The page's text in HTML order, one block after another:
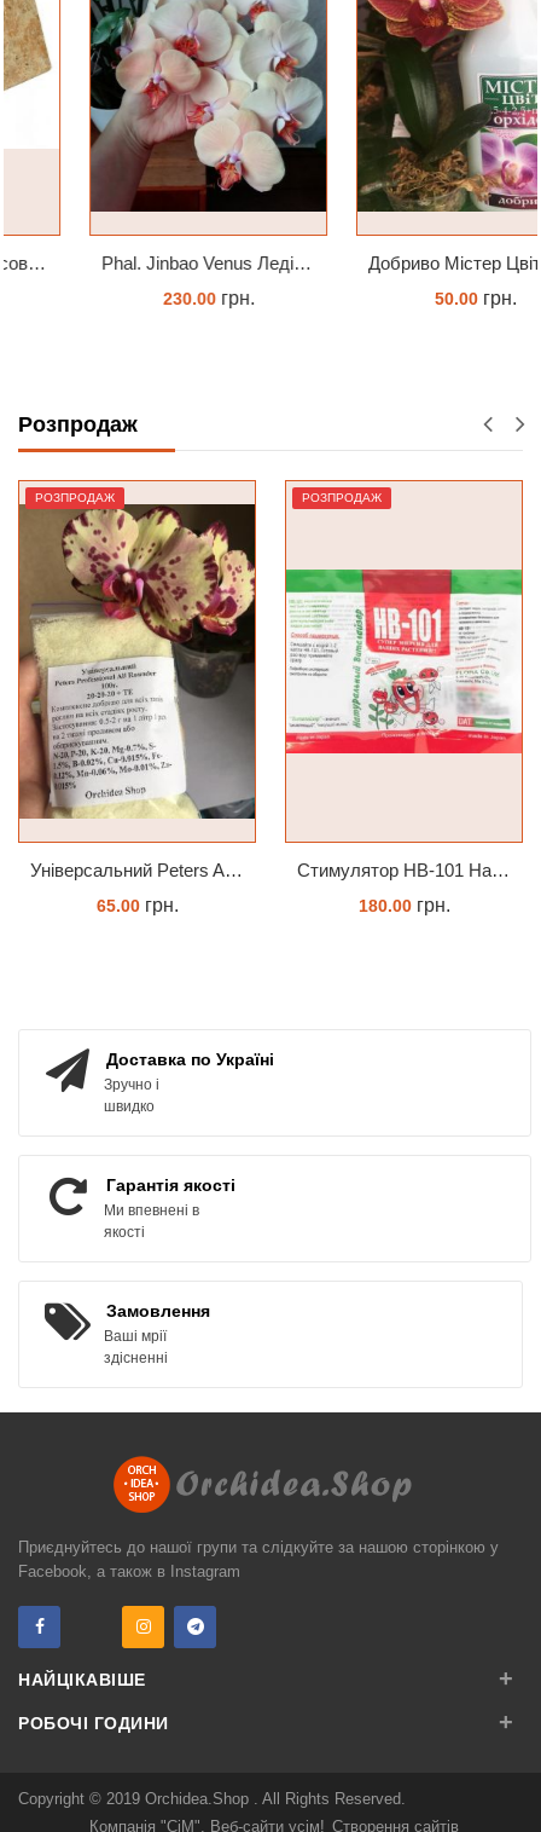
Phal. Jinbao Venus Леді Мармелад 1.7 (торфстакан)
грн.
Добриво Містер Цвіт Орхідея
грн.
Розпродаж
РОЗПРОДАЖ
Універсальний Peters Allrounder 20-20-20+ТЕ
65.00грн.
РОЗПРОДАЖ
Стимулятор HB-101 Натуральний віталайзер 6 мл
180.00грн.
Доставка по Україні
Зручно і
швидко
Гарантія якості
Ми впевнені в
якості
Замовлення
Ваші мрії
здісненні
Приєднуйтесь до нашої групи та слідкуйте за нашою сторінкою у
Facebook, а також в Instagram
НАЙЦІКАВІШЕ +
РОБОЧІ ГОДИНИ +
Copyright © 2019 Orchidea.Shop
. All Rights Reserved.
Компанія "СіМ". Веб-сайти усім! Створення сайтів